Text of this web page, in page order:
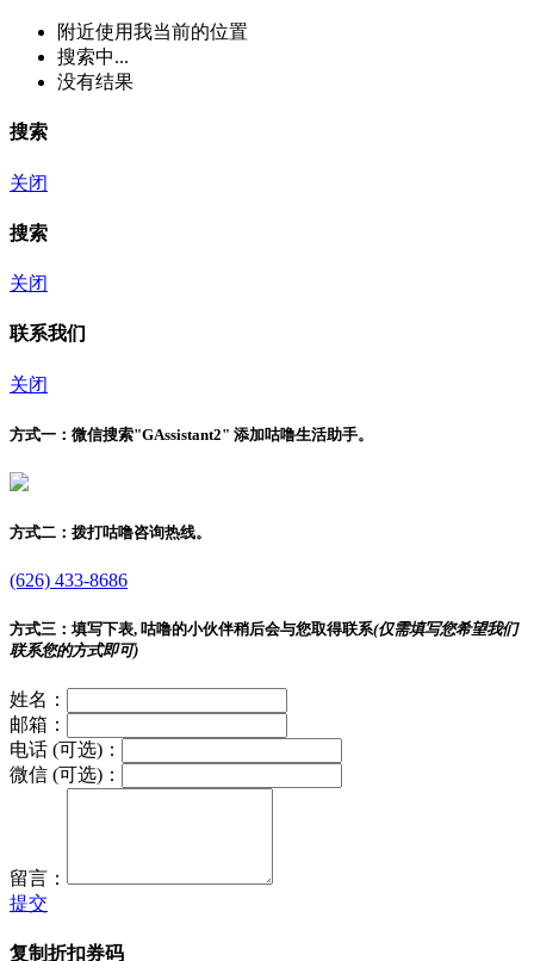
附近使用我当前的位置
搜索中...
没有结果
搜索
关闭
搜索
关闭
联系我们
关闭
方式一： 微信搜索"GAssistant2" 添加咕噜生活助手。
方式二： 拨打咕噜咨询热线。
(626) 433-8686
方式三： 填写下表, 咕噜的小伙伴稍后会与您取得联系(仅需填写您希望我们
联系您的方式即可)
姓名：
邮箱：
电话 (可选)：
微信 (可选)：
留言：
提交
复制折扣券码